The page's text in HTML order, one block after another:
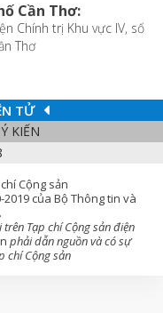
Cần Thơ:
Chính trị Khu vực IV, số
Thơ
TỬ
KIẾN
Cộng sản
2019 của Bộ Thông tin và
Tạp chí Cộng sản điện
phải dẫn nguồn và có sự
chí Cộng sản